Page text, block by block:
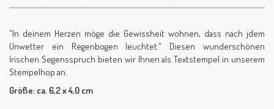
"In deinem Herzen möge die Gewissheit wohnen, dass nach jdem
Unwetter ein Regenbogen leuchtet." Diesen wunderschönen
Irischen Segensspruch bieten wir Ihnen als Textstempel in unserem
Stempelhop an.
Größe: ca. 6,2 x 4,0 cm